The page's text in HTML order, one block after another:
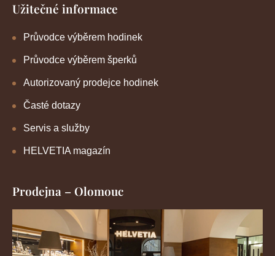
Užitečné informace
Průvodce výběrem hodinek
Průvodce výběrem šperků
Autorizovaný prodejce hodinek
Časté dotazy
Servis a služby
HELVETIA magazín
Prodejna – Olomouc